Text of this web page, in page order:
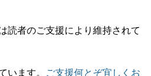
読者のご支援により維持されて
います。 ご支援何とぞ宜しくお